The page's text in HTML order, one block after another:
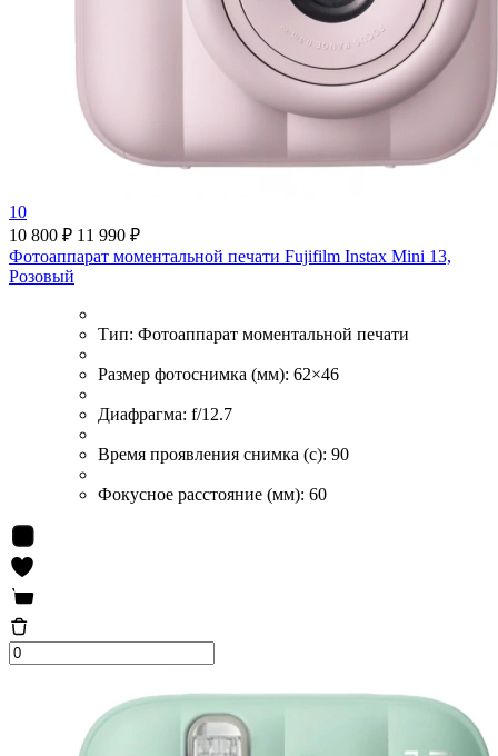
10
10 800 ₽ 11 990 ₽
Фотоаппарат моментальной печати Fujifilm Instax Mini 13,
Розовый
Тип: Фотоаппарат моментальной печати
Размер фотоснимка (мм): 62×46
Диафрагма: f/12.7
Время проявления снимка (с): 90
Фокусное расстояние (мм): 60